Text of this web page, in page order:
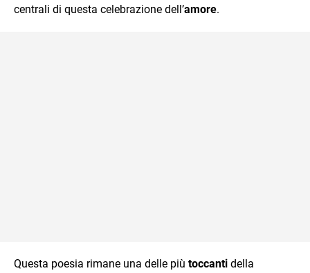
centrali di questa celebrazione dell’amore.
Questa poesia rimane una delle più toccanti della